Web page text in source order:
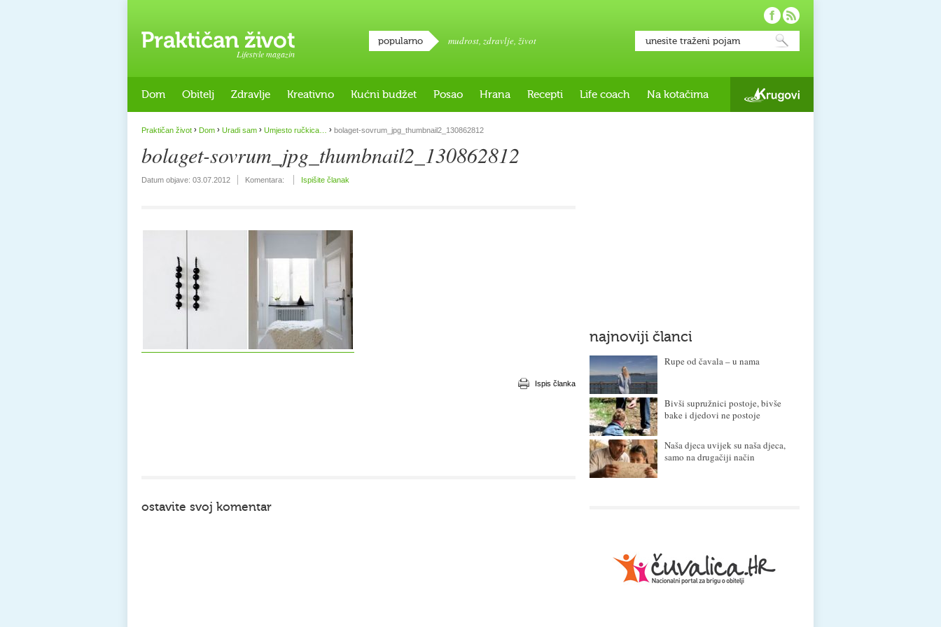
Lifestyle magazin
popularno mudrost, zdravlje, život
Dom Obitelj Zdravlje Kreativno Kućni budžet Posao Hrana Recepti Life coach Na kotačima
Praktičan život › Dom › Uradi sam › Umjesto ručkica… › bolaget-sovrum_jpg_thumbnail2_130862812
bolaget-sovrum_jpg_thumbnail2_130862812
Datum objave: 03.07.2012 Komentara: Ispišite članak
Ispis članka
ostavite svoj komentar
najnoviji članci
Rupe od čavala – u nama
Bivši supružnici postoje, bivše
bake i djedovi ne postoje
Naša djeca uvijek su naša djeca,
samo na drugačiji način